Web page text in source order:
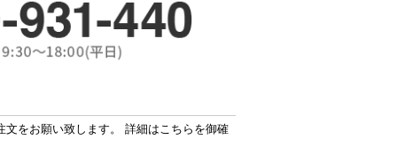
をお願い致します。 詳細はこちらを御確